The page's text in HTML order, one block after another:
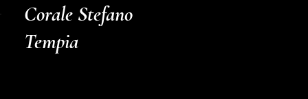
Corale Stefano
Tempia